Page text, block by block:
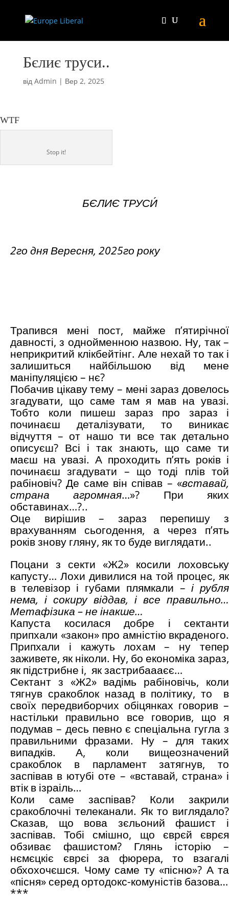
Бєлиє труси..
від Admin | Вер 2, 2025
WTF
Stop it!
БЄЛИЄ ТРУСИ́
2го дня Вересня, 2025го року
Трапився мені пост, майже п’ятирічної
давності, з однойменною назвою. Ну, так –
неприкритий клікбейтінг. Але нехай то так і
залишиться найбільшою від мене
маніпуляцією – нє?
Побачив цікаву тему – мені зараз довелось
згадувати, що саме там я мав на увазі.
Тобто коли пишеш зараз про зараз і
починаєш деталізувати, то виникає
відчуття – от нашо ти все так детально
описуєш? Всі і так знають, що саме ти
маєш на увазі. А проходить п’ять років і
починаєш згадувати – що тоді плів той
рабіновіч? Де саме він співав – «вставай,
страна агромная…»? При яких
обставинах…?..
Оце вирішив – зараз перепишу з
врахуванням сьогодення, а через п’ять
років знову гляну, як то буде виглядати..
Поцани з секти «Ж2» косили лоховську
капусту… Лохи дивилися на той процес, як
в телевізор і губами плямкали –і рубля
нема, і сокиру віддав, і все правильно…
Метафізика – не інакше…
Капуста косилася добре і сектанти
припхали «закон» про амністію вкраденого.
Припхали і кажуть лохам – ну тепер
заживете, як ніколи. Ну, бо економіка зараз,
як підстрибне і, як застрибаааєє…
Сектант з «Ж2» вадімь рабіновічь, коли
тягнув сракоблок назад в політику, то в
своїх передвиборчих обіцянках говорив –
настільки правильно все говорив, що я
подумав – десь певно є спеціальна гугла з
правильними фразами. Ну – для таких
випадків. А, коли вищеозначений
сракоблок в парламент затягнув, то
заспівав в ютубі оте – «вставай, страна» і
втік в ізраіль…
Коли саме заспівав? Коли закрили
сракоблочні телеканали. Як то виглядало?
Сказав, що вова зєльоний фашист і
заспівав. Тобі смішно, що єврєй єврєя
обзиває фашистом? Глянь історію –
нємєцкіє єврєі за фюрера, то взагалі
обхохочєшся. Чому саме ту «пісню»? А та
«пісня» серед ортодокс-комуністів базова…
***